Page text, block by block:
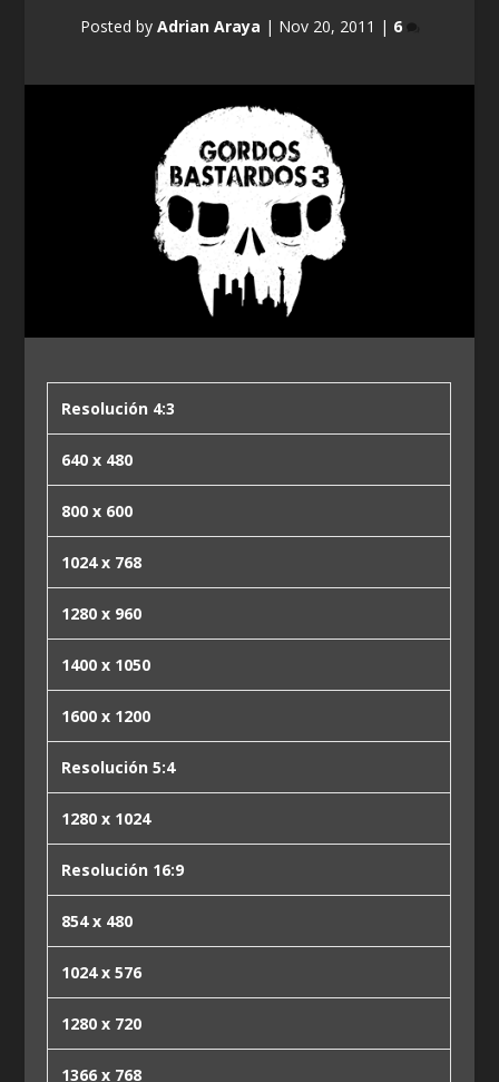
Posted by Adrian Araya | Nov 20, 2011 | 6
Resolución 4:3
640 x 480
800 x 600
1024 x 768
1280 x 960
1400 x 1050
1600 x 1200
Resolución 5:4
1280 x 1024
Resolución 16:9
854 x 480
1024 x 576
1280 x 720
1366 x 768